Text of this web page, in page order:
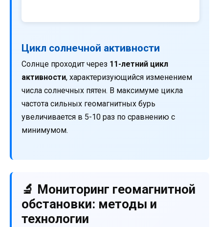
Цикл солнечной активности
Солнце проходит через 11-летний цикл
активности, характеризующийся изменением
числа солнечных пятен. В максимуме цикла
частота сильных геомагнитных бурь
увеличивается в 5-10 раз по сравнению с
минимумом.
🔬 Мониторинг геомагнитной
обстановки: методы и
технологии